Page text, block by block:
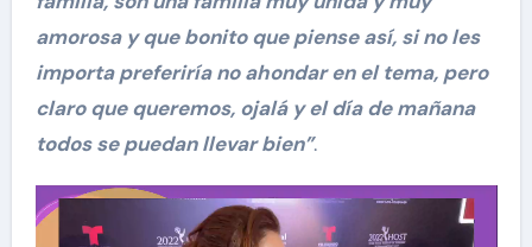
amorosa y que bonito que piense así, si no les
importa preferiría no ahondar en el tema, pero
claro que queremos, ojalá y el día de mañana
todos se puedan llevar bien”.